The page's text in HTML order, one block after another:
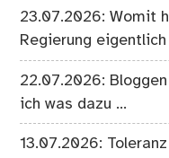
23.07.2026: Womit
Regierung
22.07.2026:
ich was dazu …
13.07.2026: